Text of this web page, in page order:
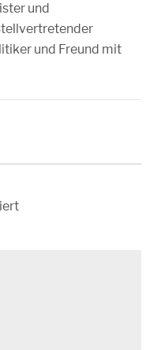
und
und Freund mit